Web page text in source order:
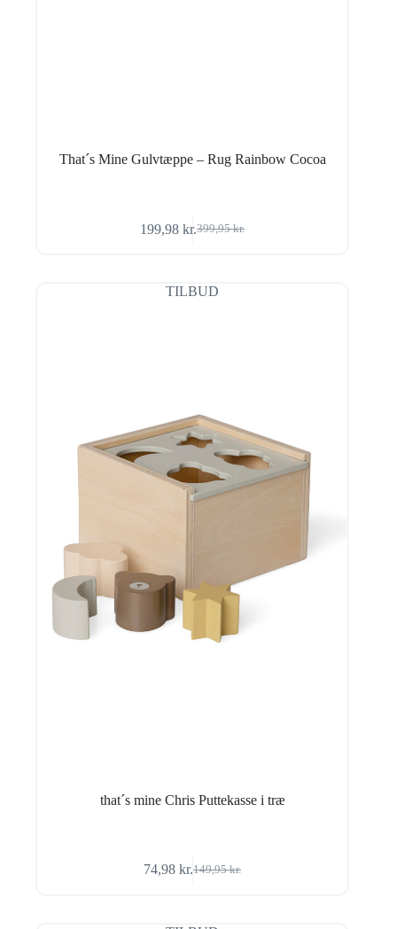
That´s Mine Gulvtæppe – Rug Rainbow Cocoa
399,95kr.
Den
var:
399,95 kr..
199,98kr.Den
er:
199,98 kr..
TILBUD
that´s mine Chris Puttekasse i træ
149,95kr.
Den
var:
74,98kr.Den
er: